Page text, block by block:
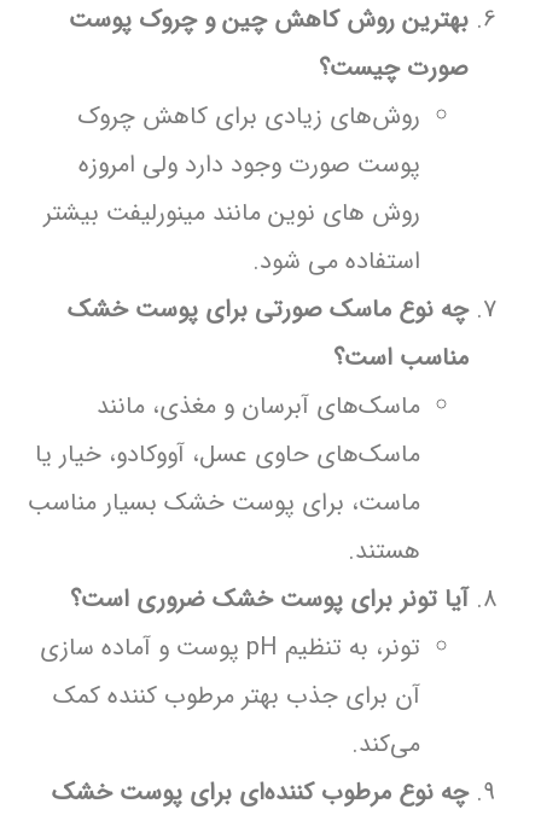
بهترین روش کاهش چین و چروک پوست
صورت چیست؟
روش‌های زیادی برای کاهش چروک
پوست صورت وجود دارد ولی امروزه
روش های نوین مانند مینورلیفت بیشتر
استفاده می شود.
چه نوع ماسک صورتی برای پوست خشک
مناسب است؟
ماسک‌های آبرسان و مغذی، مانند
ماسک‌های حاوی عسل، آووکادو، خیار یا
ماست، برای پوست خشک بسیار مناسب
هستند.
آیا تونر برای پوست خشک ضروری است؟
تونر، به تنظیم pH پوست و آماده سازی
آن برای جذب بهتر مرطوب کننده کمک
می‌کند.
چه نوع مرطوب کننده‌ای برای پوست خشک